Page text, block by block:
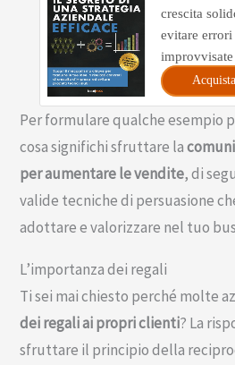
crescita
evitare errori
improvvisate
Per formulare qualche esempio
cosa significhi sfruttare la
per aumentare le vendite, di
valide tecniche di persuasione
adottare e valorizzare nel tuo
L’importanza dei regali
Ti sei mai chiesto perché molte
dei regali ai propri clienti? La
sfruttare il principio della